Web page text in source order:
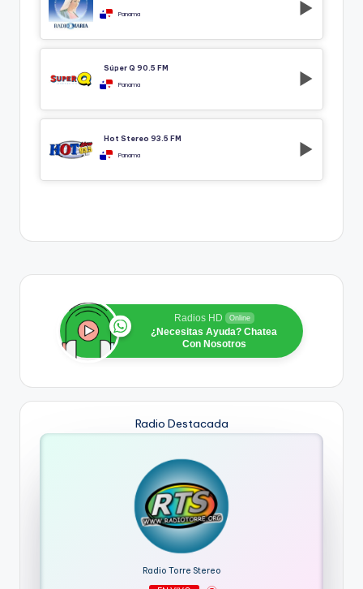
Panama
Súper Q 90.5 FM
Panama
Hot Stereo 93.5 FM
Panama
Radios HD Online
¿Necesitas Ayuda? Chatea
Con Nosotros
Radio Destacada
Radio Torre Stereo